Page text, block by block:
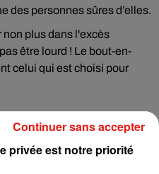
des personnes sûres d’elles.
plus dans l'excès
être lourd ! Le bout-en-
celui qui est choisi pour
privée est notre priorité
Continuer sans accepter